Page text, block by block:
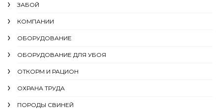
ЗАБОЙ
КОМПАНИИ
ОБОРУДОВАНИЕ
ОБОРУДОВАНИЕ ДЛЯ УБОЯ
ОТКОРМ И РАЦИОН
ОХРАНА ТРУДА
ПОРОДЫ СВИНЕЙ